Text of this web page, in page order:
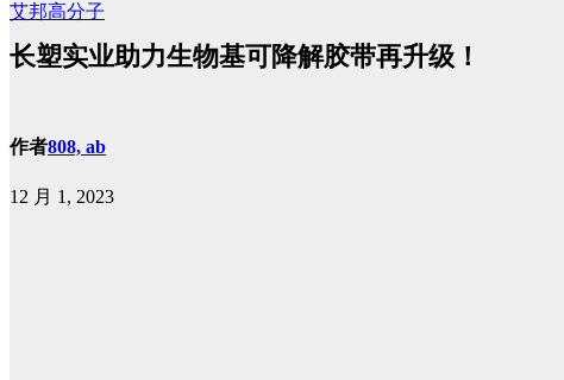
艾邦高分子
长塑实业助力生物基可降解胶带再升级！
作者808, ab
12 月 1, 2023